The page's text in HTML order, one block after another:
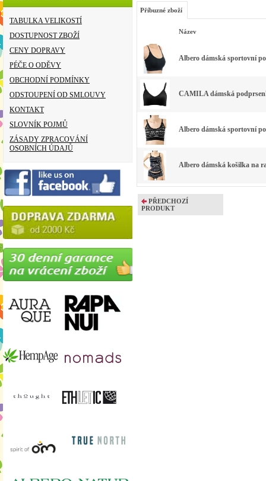
TABULKA VELIKOSTÍ
DOSTUPNOST ZBOŽÍ
CENY DOPRAVY
PÉČE O ODĚVY
OBCHODNÍ PODMÍNKY
ODSTOUPENÍ OD SMLOUVY
KONTAKT
SLOVNÍK POJMŮ
ZÁSADY ZPRACOVÁNÍ
OSOBNÍCH ÚDAJŮ
Příbuzné zboží
Název
Albero dámská sportovní
CAMILA dámská
Albero dámská sportovní
Albero dámská košilka na
PŘEDCHOZÍ
PRODUKT